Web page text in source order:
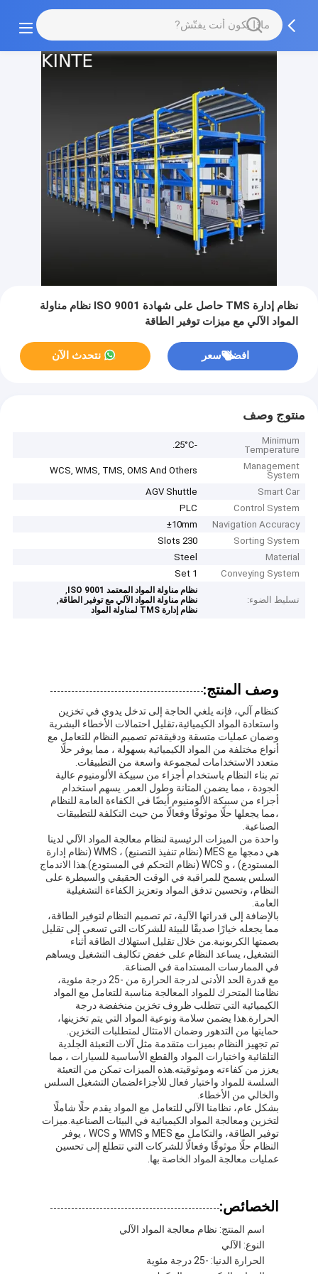
نظام إدارة TMS حاصل على شهادة ISO 9001 نظام مناولة
المواد الآلي مع ميزات توفير الطاقة
افضل سعر نتحدث الآن
منتوج وصف
Minimum
Temperature
-25°C.
Management
System
WCS, WMS, TMS, OMS And Others
Smart Car
AGV Shuttle
Control System
PLC
Navigation Accuracy
±10mm
Sorting System
230 Slots
Material
Steel
Conveying System
1 Set
تسليط الضوء:
نظام مناولة المواد المعتمد ISO 9001 ,
نظام مناولة المواد الآلي مع توفير الطاقة,
نظام إدارة TMS لمناولة المواد
وصف المنتج:
كنظام آلي، فإنه يلغي الحاجة إلى تدخل يدوي في تخزين
واستعادة المواد الكيميائية،تقليل احتمالات الأخطاء البشرية
وضمان عمليات متسقة ودقيقةتم تصميم النظام للتعامل مع
أنواع مختلفة من المواد الكيميائية بسهولة ، مما يوفر حلًا
متعدد الاستخدامات لمجموعة واسعة من التطبيقات.
تم بناء النظام باستخدام أجزاء من سبيكة الألومنيوم عالية
الجودة ، مما يضمن المتانة وطول العمر. يسهم استخدام
أجزاء من سبيكة الألومنيوم أيضًا في الكفاءة العامة للنظام
،مما يجعلها حلًا موثوقًا وفعالًا من حيث التكلفة للتطبيقات
الصناعية.
واحدة من الميزات الرئيسية لنظام معالجة المواد الآلي لدينا
هي دمجها مع MES (نظام تنفيذ التصنيع) ، WMS (نظام إدارة
المستودع) ، و WCS (نظام التحكم في المستودع).هذا الاندماج
السلس يسمح للمراقبة في الوقت الحقيقي والسيطرة على
النظام، وتحسين تدفق المواد وتعزيز الكفاءة التشغيلية
العامة.
بالإضافة إلى قدراتها الآلية، تم تصميم النظام لتوفير الطاقة،
مما يجعله خيارًا صديقًا للبيئة للشركات التي تسعى إلى تقليل
بصمتها الكربونية.من خلال تقليل استهلاك الطاقة أثناء
التشغيل، يساعد النظام على خفض تكاليف التشغيل ويساهم
في الممارسات المستدامة في الصناعة.
مع قدرة الحد الأدنى لدرجة الحرارة من -25 درجة مئوية،
نظامنا المتحرك للمواد المعالجة مناسبة للتعامل مع المواد
الكيميائية التي تتطلب ظروف تخزين منخفضة درجة
الحرارة.هذا يضمن سلامة ونوعية المواد التي يتم تخزينها،
حمايتها من التدهور وضمان الامتثال لمتطلبات التخزين.
تم تجهيز النظام بميزات متقدمة مثل آلات التعبئة الجلدية
التلقائية واختبارات المواد والقطع الأساسية للسيارات ، مما
يعزز من كفاءته وموثوقيته.هذه الميزات تمكن من التعبئة
السلسة للمواد واختبار فعال للأجزاءلضمان التشغيل السلس
والخالي من الأخطاء.
بشكل عام، نظامنا الآلي للتعامل مع المواد يقدم حلًا شاملًا
لتخزين ومعالجة المواد الكيميائية في البيئات الصناعية.ميزات
توفير الطاقة، والتكامل مع MES و WMS و WCS ، يوفر
النظام حلًا موثوقًا وفعالًا للشركات التي تتطلع إلى تحسين
عمليات معالجة المواد الخاصة بها.
الخصائص:
اسم المنتج: نظام معالجة المواد الآلي
النوع: الآلي
الحرارة الدنيا: -25 درجة مئوية